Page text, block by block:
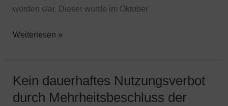
worden war. Dieser wurde im Oktober
Weiterlesen »
Kein dauerhaftes Nutzungsverbot
durch Mehrheitsbeschluss der
Kein
dauerhaftes